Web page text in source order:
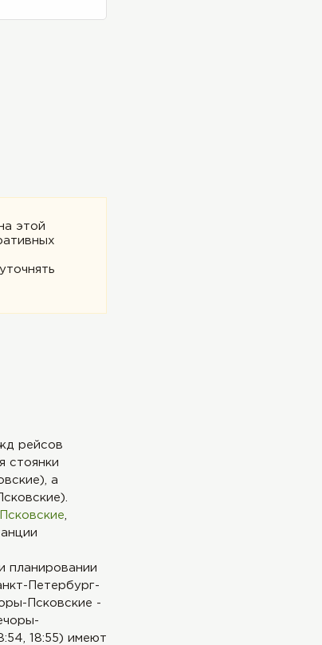
этой
рейсов
стоянки
а
планировании
Петербург-
Псковские -
18:55) имеют